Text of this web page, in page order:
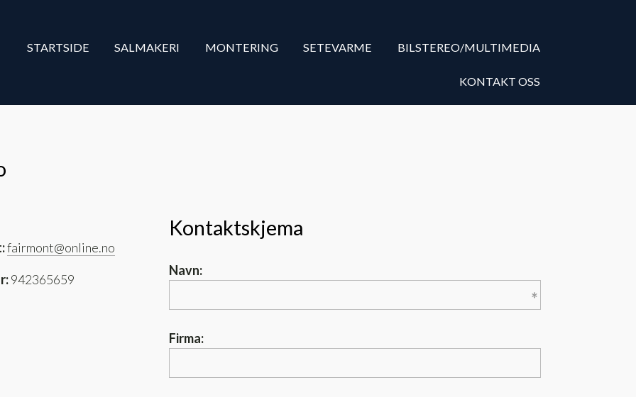
STARTSIDE SALMAKERI MONTERING SETEVARME BILSTEREO/MULTIMEDIA
KONTAKT OSS
fairmont@online.no
942365659
Kontaktskjema
Navn:
Firma: